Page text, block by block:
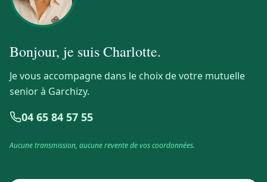
Bonjour, je suisCharlotte.
Je vous accompagne dans le choix de votre mutuelle
senior à Garchizy.
04 65 84 57 55
Aucune transmission, aucune revente de vos coordonnées.